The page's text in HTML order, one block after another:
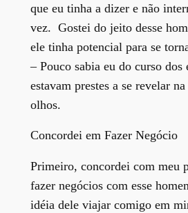
que eu tinha a dizer e não
vez. Gostei do jeito desse
ele tinha potencial para se
– Pouco sabia eu do curso dos
estavam prestes a se revelar
olhos.
Concordei em Fazer Negócio
Primeiro, concordei com meu
fazer negócios com esse
idéia dele viajar comigo em